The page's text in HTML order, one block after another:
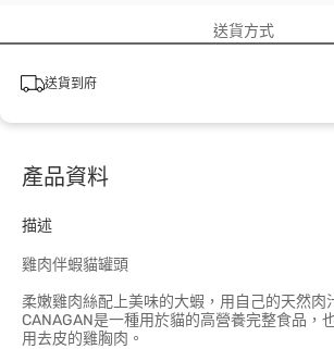
送貨方式
送貨到府
產品資料
描述
雞肉伴蝦貓罐頭
柔嫩雞肉絲配上美味的大蝦，用自己的天然肉
CANAGAN是一種用於貓的高營養完整食品，
用去皮的雞胸肉。